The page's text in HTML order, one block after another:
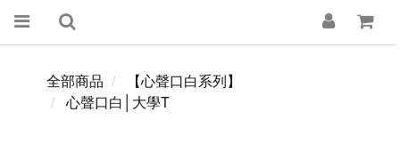
全部商品
【心聲口白系列】
心聲口白│大學T